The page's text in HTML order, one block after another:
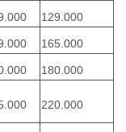
129.000
165.000
180.000
220.000